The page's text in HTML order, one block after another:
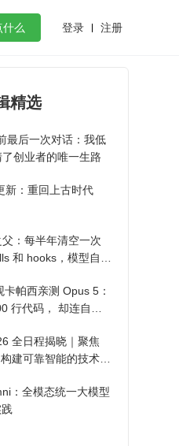
什么 登录 注册
精选
最后一次对话：我低
创业者的唯一生路
新：重回上古时代
：每半年清空一次
和 hooks，模型自己
帕西亲测 Opus 5：
行代码， 却连自己
全日程揭晓｜聚焦
建可靠智能的技术路
：全模态统一大模型